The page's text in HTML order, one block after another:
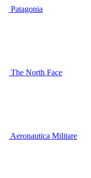
Patagonia
The North Face
Aeronautica Militare